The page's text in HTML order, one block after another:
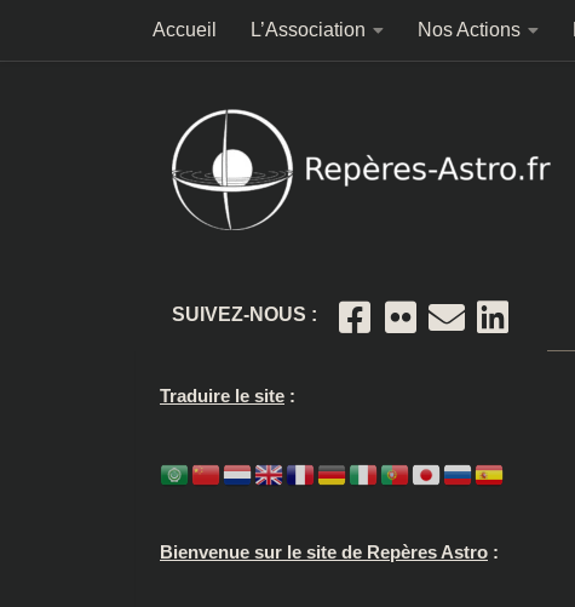
Skip to contentAccueil L’Association Nos Actions
SUIVEZ-NOUS :
Traduire le site :
Bienvenue sur le site de Repères Astro :